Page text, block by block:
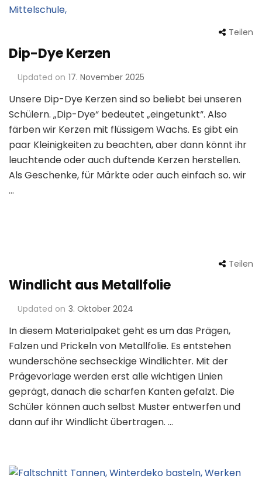
Teilen
Dip-Dye Kerzen
Updated on 17. November 2025
Unsere Dip-Dye Kerzen sind so beliebt bei unseren
Schülern. „Dip-Dye“ bedeutet „eingetunkt“. Also
färben wir Kerzen mit flüssigem Wachs. Es gibt ein
paar Kleinigkeiten zu beachten, aber dann könnt ihr
leuchtende oder auch duftende Kerzen herstellen.
Als Geschenke, für Märkte oder auch einfach so. wir
…
Teilen
Windlicht aus Metallfolie
Updated on 3. Oktober 2024
In diesem Materialpaket geht es um das Prägen,
Falzen und Prickeln von Metallfolie. Es entstehen
wunderschöne sechseckige Windlichter. Mit der
Prägevorlage werden erst alle wichtigen Linien
geprägt, danach die scharfen Kanten gefalzt. Die
Schüler können auch selbst Muster entwerfen und
dann auf ihr Windlicht übertragen. …